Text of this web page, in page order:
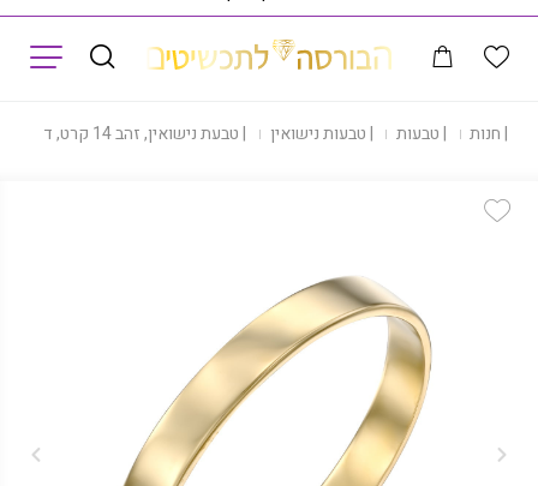
|חנות |טבעות |טבעות נישואין |טבעת נישואין, זהב 14 קרט, דגם RM3868